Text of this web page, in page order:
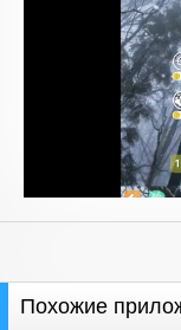
Похожие